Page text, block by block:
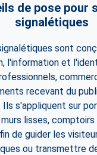
de pose pour
signalétiques
sont
l'information et
recevant du
Ils s'appliquent sur
murs lisses,
de guider les
ou transmettre